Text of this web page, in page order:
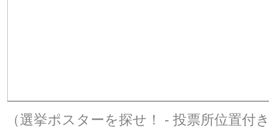
（選挙ポスターを探せ！ - 投票所位置付